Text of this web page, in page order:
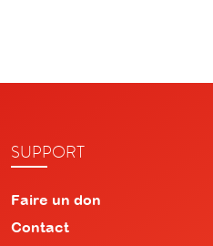
SUPPORT
Faire un don
Contact